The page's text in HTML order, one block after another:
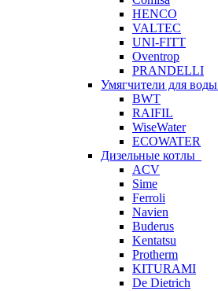
HENCO
VALTEC
UNI-FITT
Oventrop
PRANDELLI
Умягчители для воды
BWT
RAIFIL
WiseWater
ECOWATER
Дизельные котлы
ACV
Sime
Ferroli
Navien
Buderus
Kentatsu
Protherm
KITURAMI
De Dietrich